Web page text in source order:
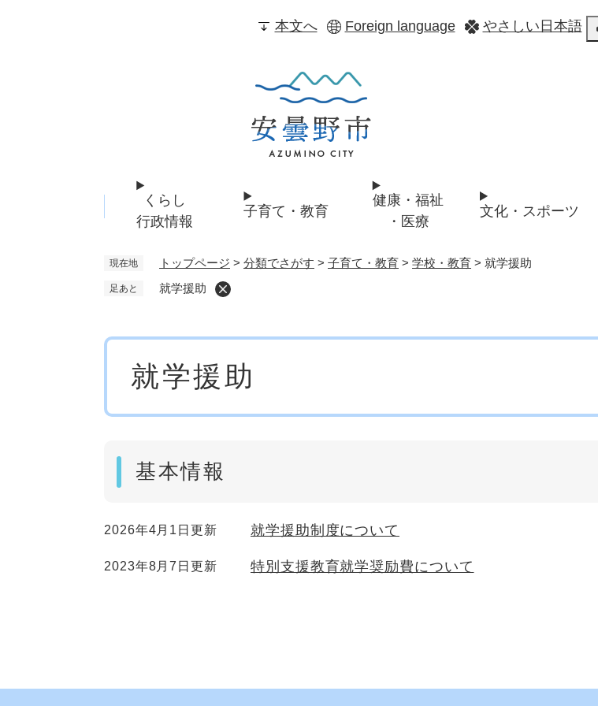
本文へ Foreign language やさしい日本語
くらし
行政情報
子育て・教育
健康・福祉
・医療
文化・スポーツ
現在地 トップページ > 分類でさがす > 子育て・教育 > 学校・教育 > 就学援助
足あと 就学援助
就学援助
基本情報
2026年4月1日更新 就学援助制度について
2023年8月7日更新 特別支援教育就学奨励費について